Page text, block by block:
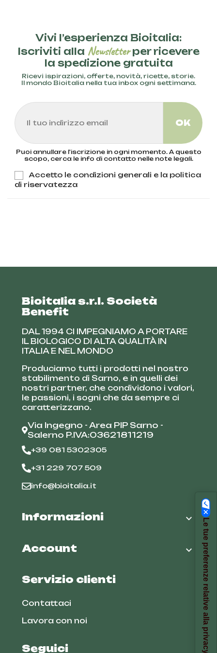
Vivi l’esperienza Bioitalia:
Iscriviti alla Newsletterper ricevere
la spedizione gratuita
Ricevi ispirazioni, offerte, novità, ricette, storie.
Il mondo Bioitalia nella tua inbox ogni settimana.
Puoi annullare l'iscrizione in ogni momento. A questo
scopo, cerca le info di contatto nelle note legali.
Accetto le condizioni generali e la politica
di riservatezza
Bioitalia s.r.l. Società
Benefit
DAL 1994 CI IMPEGNIAMO A PORTARE
IL BIOLOGICO DI ALTA QUALITÀ IN
ITALIA E NEL MONDO
Produciamo tutti i prodotti nel nostro
stabilimento di Sarno, e in quelli dei
nostri partner, che condividono i valori,
le passioni, i sogni che da sempre ci
caratterizzano.
Via Ingegno - Area PIP Sarno -
Salerno P.IVA:03621811219
+39 081 5302305
+31 229 707 509
info@bioitalia.it
Informazioni 
Account 
Servizio clienti
Contattaci
Lavora con noi
Seguici Le tue preferenze relative alla privacy